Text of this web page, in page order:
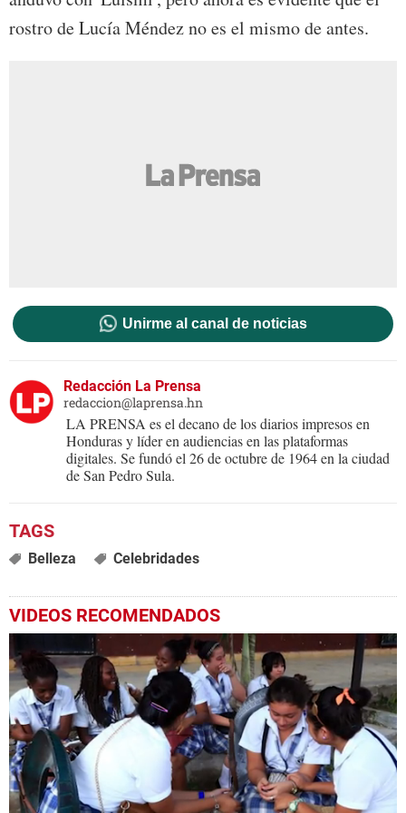
rostro de Lucía Méndez no es el mismo de antes.
Unirme al canal de noticias
Redacción La Prensa
redaccion@laprensa.hn
LA PRENSA es el decano de los diarios impresos en
Honduras y líder en audiencias en las plataformas
digitales. Se fundó el 26 de octubre de 1964 en la ciudad
de San Pedro Sula.
Belleza Celebridades
VIDEOS RECOMENDADOS